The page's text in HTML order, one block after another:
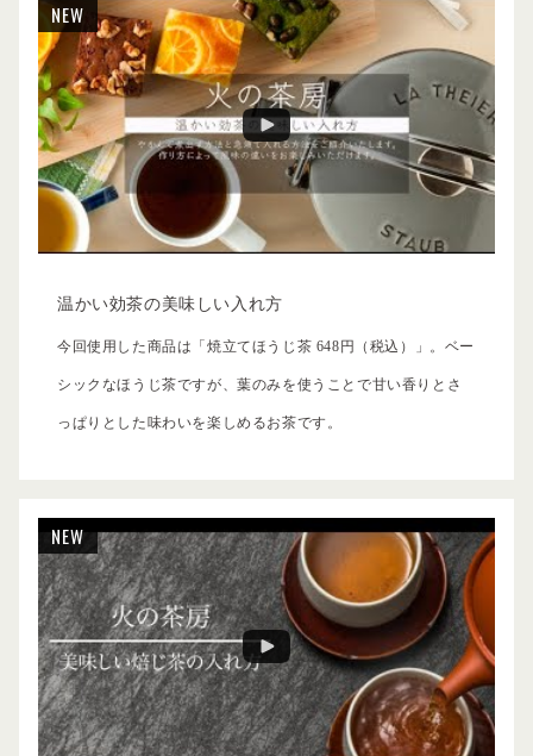
NEW
温かい効茶の美味しい入れ方
今回使用した商品は「焼立てほうじ茶 648円（税込）」。ベー
シックなほうじ茶ですが、葉のみを使うことで甘い香りとさ
っぱりとした味わいを楽しめるお茶です。
NEW